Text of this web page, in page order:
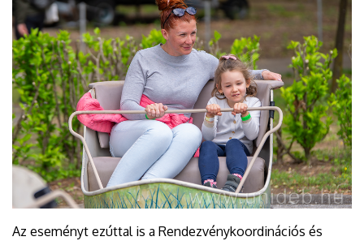
Az eseményt ezúttal is a Rendezvénykoordinációs és